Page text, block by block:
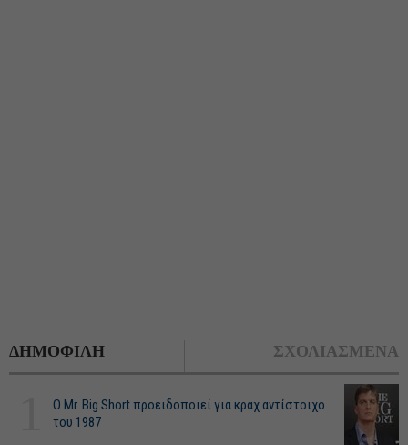
ΔΗΜΟΦΙΛΗ ΣΧΟΛΙΑΣΜΕΝΑ
O Mr. Big Short προειδοποιεί για κραχ αντίστοιχο
του 1987